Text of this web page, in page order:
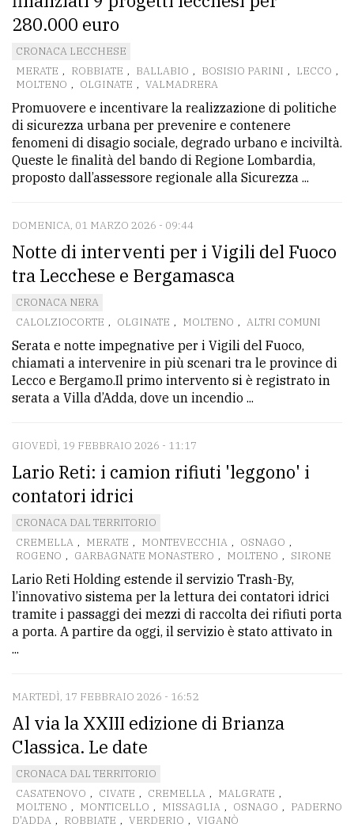
redazione
Per
tua
pubblicità
Cerca
per
comune
Ricerca
avanzata
LE
ALTRE
TESTATE
PRIVACY
Privacy
policy
Cookie
policy
280.000 euro
CRONACA LECCHESE
MERATE , ROBBIATE , BALLABIO , BOSISIO PARINI , LECCO ,
MOLTENO , OLGINATE , VALMADRERA
Promuovere e incentivare la realizzazione di politiche
di sicurezza urbana per prevenire e contenere
fenomeni di disagio sociale, degrado urbano e inciviltà.
Queste le finalità del bando di Regione Lombardia,
proposto dall’assessore regionale alla Sicurezza ...
DOMENICA, 01 MARZO 2026 - 09:44
Notte di interventi per i Vigili del Fuoco
tra Lecchese e Bergamasca
CRONACA NERA
CALOLZIOCORTE , OLGINATE , MOLTENO , ALTRI COMUNI
Serata e notte impegnative per i Vigili del Fuoco,
chiamati a intervenire in più scenari tra le province di
Lecco e Bergamo.Il primo intervento si è registrato in
serata a Villa d’Adda, dove un incendio ...
GIOVEDÌ, 19 FEBBRAIO 2026 - 11:17
Lario Reti: i camion rifiuti 'leggono' i
contatori idrici
CRONACA DAL TERRITORIO
CREMELLA , MERATE , MONTEVECCHIA , OSNAGO ,
ROGENO , GARBAGNATE MONASTERO , MOLTENO , SIRONE
Lario Reti Holding estende il servizio Trash-By,
l’innovativo sistema per la lettura dei contatori idrici
tramite i passaggi dei mezzi di raccolta dei rifiuti porta
a porta. A partire da oggi, il servizio è stato attivato in
...
MARTEDÌ, 17 FEBBRAIO 2026 - 16:52
Al via la XXIII edizione di Brianza
Classica. Le date
CRONACA DAL TERRITORIO
CASATENOVO , CIVATE , CREMELLA , MALGRATE ,
MOLTENO , MONTICELLO , MISSAGLIA , OSNAGO , PADERNO
D'ADDA , ROBBIATE , VERDERIO , VIGANÒ